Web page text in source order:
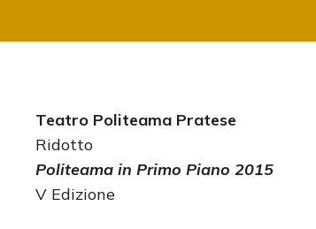
Teatro Politeama Pratese
Ridotto
Politeama in Primo Piano 2015
V Edizione